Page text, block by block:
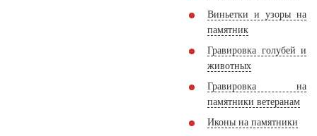
Виньетки и узоры на
памятник
Гравировка голубей и
животных
Гравировка на
памятники ветеранам
Иконы на памятники